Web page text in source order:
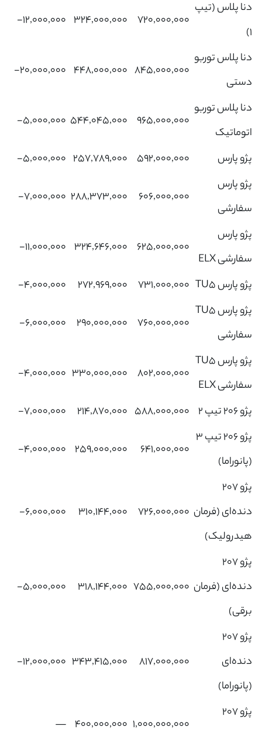
دنا پلاس (تیپ
1)
۷۲۰,۰۰۰,۰۰۰ ۳۲۴,۰۰۰,۰۰۰ ‎-۱۲,۰۰۰,۰۰۰‌
دنا پلاس توربو
دستی
۸۴۵,۰۰۰,۰۰۰ ۴۴۸,۰۰۰,۰۰۰ ‎-۲۰,۰۰۰,۰۰۰‌
دنا پلاس توربو
اتوماتیک
۹۶۵,۰۰۰,۰۰۰ ۵۴۴,۰۴۵,۰۰۰ ‎-۵,۰۰۰,۰۰۰‌
پژو پارس ۵۹۲,۰۰۰,۰۰۰ ۲۵۷,۷۸۹,۰۰۰ ‎-۵,۰۰۰,۰۰۰‌
پژو پارس
سفارشی
۶۰۶,۰۰۰,۰۰۰ ۲۸۸,۳۷۳,۰۰۰ ‎-۷,۰۰۰,۰۰۰‌
پژو پارس
سفارشی ELX
۶۲۵,۰۰۰,۰۰۰ ۳۲۴,۶۴۶,۰۰۰ ‎-۱۱,۰۰۰,۰۰۰‌
پژو پارس TU5 ۷۳۱,۰۰۰,۰۰۰ ۲۷۲,۹۶۹,۰۰۰
‎-۴,۰۰۰,۰۰۰‌
پژو پارس TU5
سفارشی
۷۶۰,۰۰۰,۰۰۰ ۲۹۰,۰۰۰,۰۰۰ ‎-۶,۰۰۰,۰۰۰‌
پژو پارس TU5
سفارشی ELX
۸۰۲,۰۰۰,۰۰۰ ۳۳۰,۰۰۰,۰۰۰ ‎-۴,۰۰۰,۰۰۰‌
پژو 206 تیپ 2 ۵۸۸,۰۰۰,۰۰۰ ۲۱۴,۸۷۰,۰۰۰
‎-۷,۰۰۰,۰۰۰‌
پژو 206 تیپ 3
(پانوراما)
۶۴۱,۰۰۰,۰۰۰ ۲۵۹,۰۰۰,۰۰۰ ‎-۴,۰۰۰,۰۰۰‌
پژو 207
دنده‌ای (فرمان
هیدرولیک)
۷۲۶,۰۰۰,۰۰۰ ۳۱۰,۱۴۴,۰۰۰ ‎-۶,۰۰۰,۰۰۰‌
پژو 207
دنده‌ای (فرمان
برقی)
۷۵۵,۰۰۰,۰۰۰ ۳۱۸,۱۴۴,۰۰۰ ‎-۵,۰۰۰,۰۰۰‌
پژو 207
دنده‌ای
(پانوراما)
۸۱۷,۰۰۰,۰۰۰ ۳۴۳,۴۱۵,۰۰۰ ‎-۱۲,۰۰۰,۰۰۰‌
پژو 207
۱,۰۰۰,۰۰۰,۰۰۰ ۴۰۰,۰۰۰,۰۰۰ —